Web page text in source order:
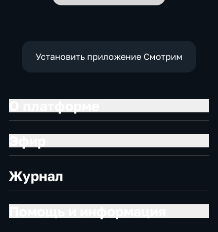
Установить приложение Смотрим
Журнал